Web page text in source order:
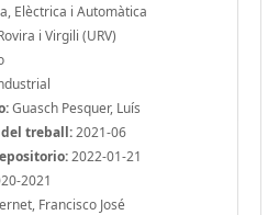
Elèctrica i Automàtica
i Virgili (URV)
Guasch Pesquer, Luís
del treball:2021-06
2022-01-21
2021
Francisco José